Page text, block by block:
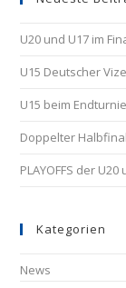
U20 und U17 im
U15 Deutscher
U15 beim
Doppelter
PLAYOFFS der U20
Kategorien
News